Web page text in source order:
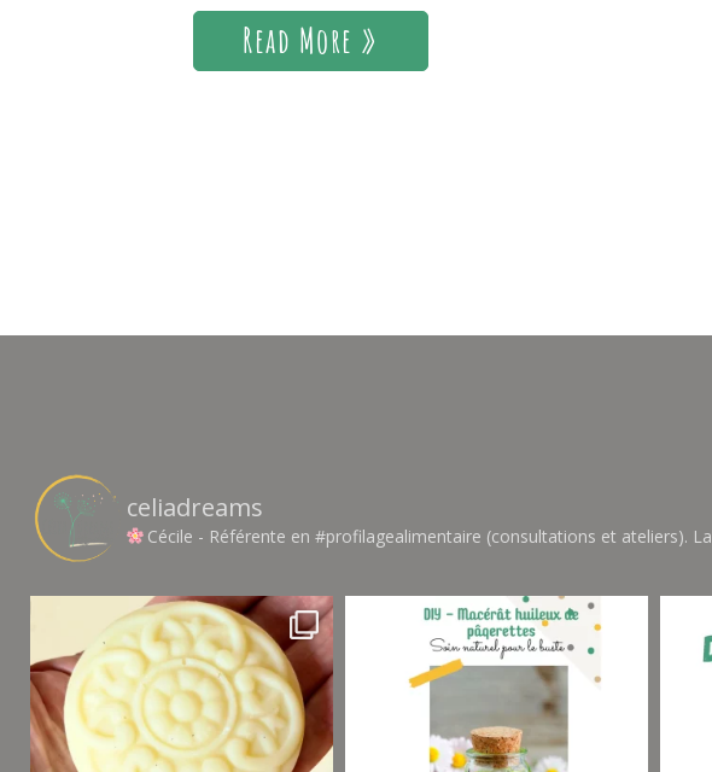
Read More »
celiadreams
Cécile - Référente en #profilagealimentaire (consultations et ateliers).